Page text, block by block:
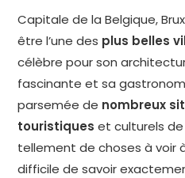
Capitale de la Belgique,
être l’une des plus belles
célèbre pour son
fascinante et sa
parsemée de nombreux
touristiques et culturels
tellement de choses à voir
difficile de savoir